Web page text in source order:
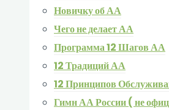
Новичку об АА
Чего не делает АА
Программа 12 Шагов АА
12 Традиций АА
12 Принципов
Гимн АА России ( не